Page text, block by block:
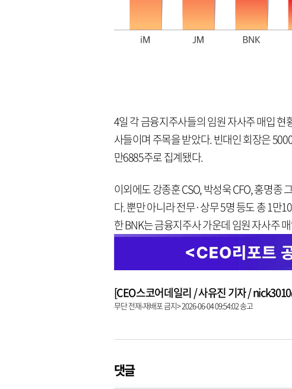
4일 각 금융지주사들의 임원 자사주 매입
사들이며 주목을 받았다. 빈대인 회장은
만6885주로 집계됐다.
이외에도 강종훈 CSO, 박성욱 CFO, 홍명
다. 뿐만 아니라 전무·상무 5명 등도 총 1만
한 BNK는 금융지주사 가운데 임원 자사주
[CEO스코어데일리 / 사유진 기자 /
무단 전재-재배포 금지> 2026-06-04 09:54:02 송고
댓글